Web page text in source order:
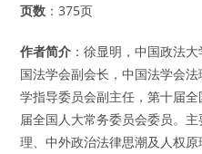
页数 ：375页
作者简介 ：徐显明，中国政法
国法学会副会长，中国法学会
学指导委员会副主任，第十届
届全国人大常务委员会委员。
理、中外政治法律思潮及人权